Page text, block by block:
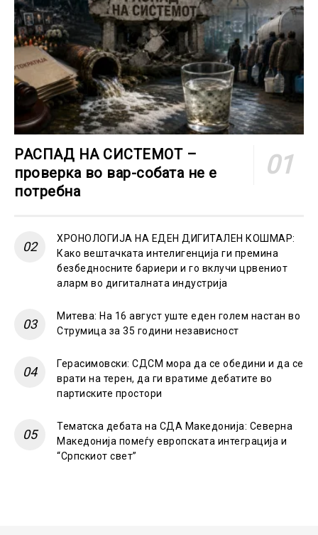
РАСПАД НА СИСТЕМОТ –
проверка во вар-собата не е
потребна
ХРОНОЛОГИЈА НА ЕДЕН ДИГИТАЛЕН КОШМАР:
Како вештачката интелигенција ги премина
безбедносните бариери и го вклучи црвениот
аларм во дигиталната индустрија
Митева: На 16 август уште еден голем настан во
Струмица за 35 години независност
Герасимовски: СДСМ мора да се обедини и да се
врати на терен, да ги вратиме дебатите во
партиските простори
Тематска дебата на СДА Македонија: Северна
Македонија помеѓу европската интеграција и
“Српскиот свет”